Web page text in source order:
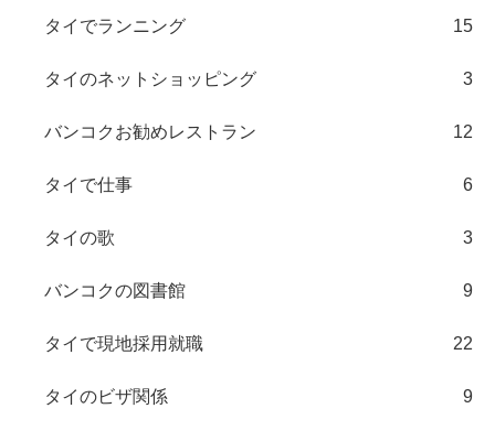
タイでランニング 15
タイのネットショッピング 3
バンコクお勧めレストラン 12
タイで仕事 6
タイの歌 3
バンコクの図書館 9
タイで現地採用就職 22
タイのビザ関係 9